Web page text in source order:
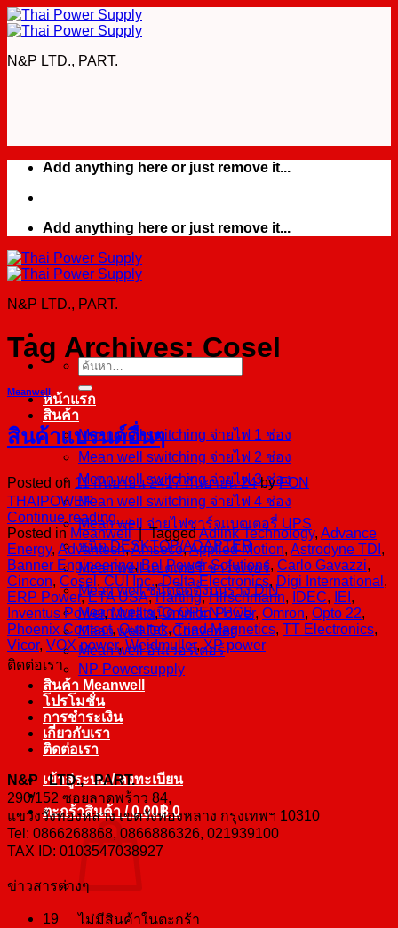
Skip
to
N&P LTD., PART.
Add anything here or just remove it...
Add anything here or just remove it...
N&P LTD., PART.
ค้นหา:
หน้าแรก
สินค้า
Mean well switching จ่ายไฟ 1 ช่อง
Mean well switching จ่ายไฟ 2 ช่อง
Mean well switching จ่ายไฟ 3 ช่อง
Mean well switching จ่ายไฟ 4 ช่อง
Mean well จ่ายไฟชาร์จแบตเตอรี่ UPS
ชนิด DESKTOP/ADAPTER
Mean well แบตเตอรี่ ชาร์จเจอร์
Mean well ชนิดติดตั้งบนราง DIN
Mean well ชนิด OPEN PCB
Mean well DC-Converter
Mean well อินเวอร์เตอร์
NP Powersupply
สินค้า Meanwell
โปรโมชั่น
การชำระเงิน
เกี่ยวกับเรา
ติดต่อเรา
เข้าสู่ระบบ / ลงทะเบียน
ตะกร้าสินค้า /0.00฿ 0
ไม่มีสินค้าในตะกร้า
Tag Archives: Cosel
Meanwell
สินค้าแบรนด์อื่นๆ
Posted on 11 กันยายน 2417 กันยายน 24 byFON
THAIPOWER
Continue reading→
Posted in Meanwell | TaggedAdlink Technology, Advance
Energy, Advantech,Amseco,Applied Motion, Astrodyne TDI ,
Banner Engineering,Bel Power Solutions, Carlo Gavazzi,
Cincon, Cosel , CUI Inc.,Delta Electronics, Digi International ,
ERP Power,ETA USA,Harting,Hirschmann, IDEC, IEI ,
Inventus Power,Murata,Omnion Power, Omron, Opto 22,
Phoenix Contact,Qualtek,Triad Magnetics, TT Electronics,
Vicor, VOX power,Weidmuller,XP power
ติดต่อเรา
N&P LTD., PART.
290/152 ซอยลาดพร้าว 84,
แขวงวังทองหลาง เขตวังทองหลาง กรุงเทพฯ 10310
Tel: 0866268868, 0866886326, 021939100
TAX ID: 0103547038927
ข่าวสารต่างๆ
19